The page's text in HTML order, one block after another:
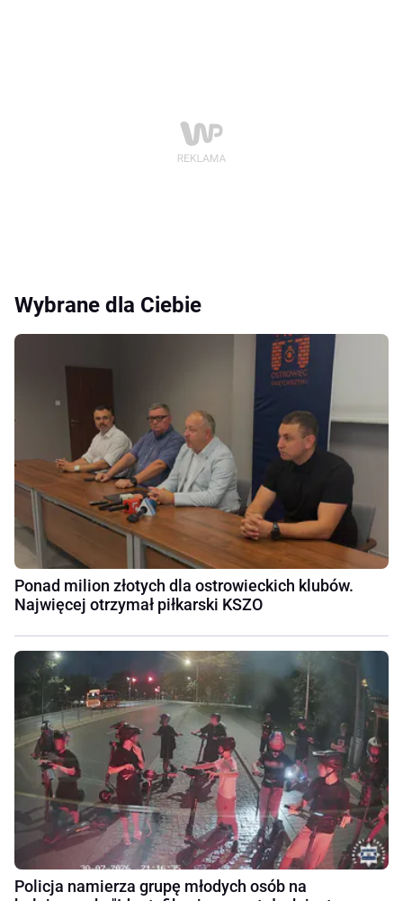
Wybrane dla Ciebie
Ponad milion złotych dla ostrowieckich klubów.
Najwięcej otrzymał piłkarski KSZO
Policja namierza grupę młodych osób na